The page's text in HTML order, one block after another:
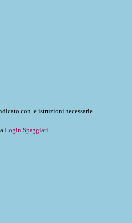
con le istruzioni necessarie.
Login Spaggiari